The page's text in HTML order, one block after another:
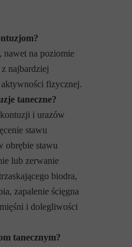
nawet na poziomie
najbardziej
fizycznej.
taneczne?
i urazów
stawu
obrębie stawu
lub zerwanie
biodra,
zapalenie ścięgna
i dolegliwości
tanecznym?